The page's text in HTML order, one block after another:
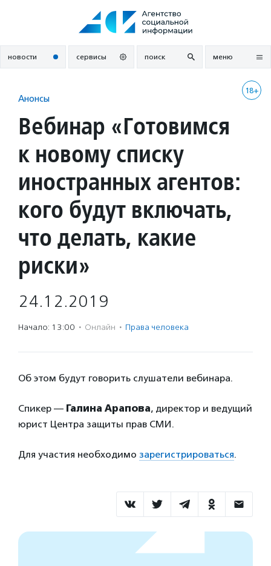
новости сервисы поиск меню
18+
Анонсы
Вебинар «Готовимся
к новому списку
иностранных агентов:
кого будут включать,
что делать, какие
риски»
24.12.2019
Начало: 13:00 · Онлайн · Права человека
Об этом будут говорить слушатели вебинара.
Спикер — Галина Арапова, директор и ведущий
юрист Центра защиты прав СМИ.
Для участия необходимо зарегистрироваться.